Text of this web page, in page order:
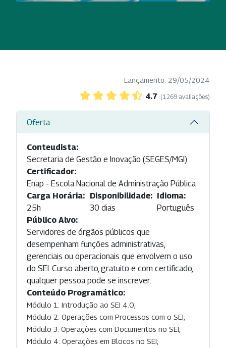
Lançamento: 29/05/2024
4.7 (1269 avaliações)
Oferta
Conteudista:
Secretaria de Gestão e Inovação (SEGES/MGI)
Certificador:
Enap - Escola Nacional de Administração Pública
Carga Horária:
25h
Disponibilidade:
30 dias
Idioma:
Português
Público Alvo:
Servidores de órgãos públicos que
desempenham funções administrativas,
gerenciais ou operacionais que envolvem o uso
do SEI. Curso aberto, gratuito e com certificado,
qualquer pessoa pode se inscrever.
Conteúdo Programático:
Módulo 1: Introdução ao SEI 4.0;
Módulo 2: Operações com Processos com o SEI;
Módulo 3: Operações com Documentos no SEI;
Módulo 4: Operações em Blocos no SEI;